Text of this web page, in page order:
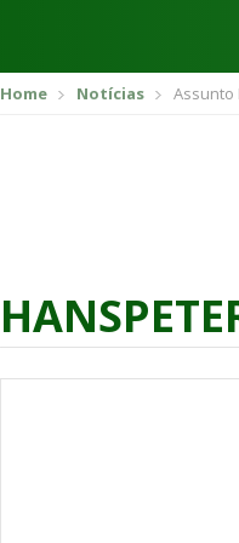
Home Notícias Assunto